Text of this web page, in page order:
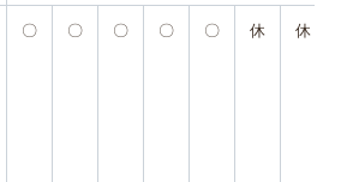
〇 〇 〇 〇 〇 休 休